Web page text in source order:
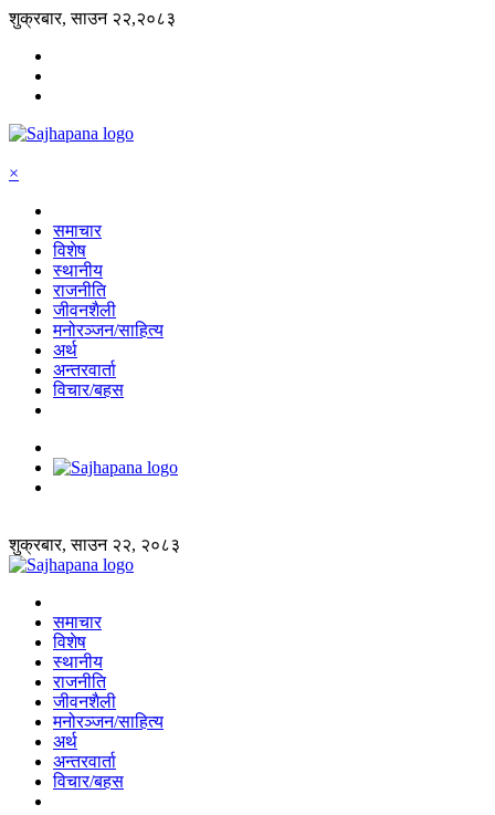
शुक्रबार, साउन २२,२०८३
×
समाचार
विशेष
स्थानीय
राजनीति
जीवनशैली
मनोरञ्जन/साहित्य
अर्थ
अन्तरवार्ता
विचार/बहस
शुक्रबार, साउन २२, २०८३
समाचार
विशेष
स्थानीय
राजनीति
जीवनशैली
मनोरञ्जन/साहित्य
अर्थ
अन्तरवार्ता
विचार/बहस